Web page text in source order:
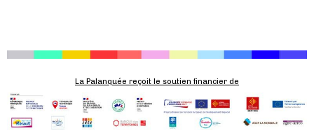
La Palanquée reçoit le soutien financier de